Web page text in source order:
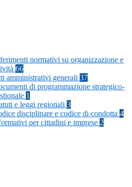
normativi su organizzazione e
66
amministrativi generali 37
di programmazione strategico-
1
e leggi regionali 3
disciplinare e codice di condotta 4
per cittadini e imprese 2